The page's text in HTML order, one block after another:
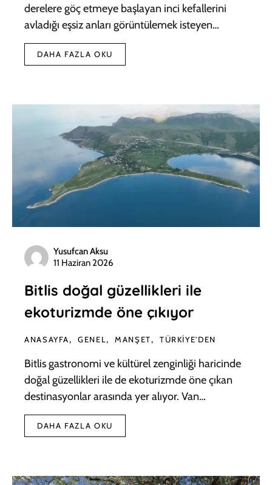
derelere göç etmeye başlayan inci kefallerini
avladığı eşsiz anları görüntülemek isteyen…
DAHA FAZLA OKU
Yusufcan Aksu
11 Haziran 2026
Bitlis doğal güzellikleri ile
ekoturizmde öne çıkıyor
ANASAYFA GENEL MANŞET TÜRKIYE'DEN
Bitlis gastronomi ve kültürel zenginliği haricinde
doğal güzellikleri ile de ekoturizmde öne çıkan
destinasyonlar arasında yer alıyor. Van…
DAHA FAZLA OKU